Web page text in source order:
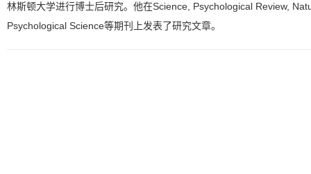
林斯顿大学进行博士后研究。他在Science, Psychological Review,
Psychological Science等期刊上发表了研究文章。